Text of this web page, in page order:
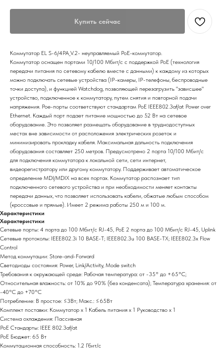
Купить сейчас
Коммутатор EL S-6/4PA_V.2- неуправляемый PoE-коммутатор.
Коммутатор оснащен портами 10/100 Мбит/с с поддержкой PoE (технология
передачи питания по сетевому кабелю вместе с данными) к каждому из которых
можно подключать сетевые устройства (IP-камеры, IP-телефоны, беспроводные
точки доступа), и функцией Watchdog, позволяющей перезагрузить "зависшее"
устройство, подключенное к коммутатору, путем снятия и повторной подачи
напряжения. Poe-порты соответствуют стандартам PoE IEEE802.3af/at Power over
Ethernet. Каждый порт подает питание мощностью до 52 Вт на сетевое
оборудование. Это позволяет размещать оборудование в труднодоступных
местах вне зависимости от расположения электрических розеток и
минимизировать прокладку кабеля. Максимальная дальность подключения
оборудования составляет 250 метров. Предусмотрено 2 порта 10/100 Мбит/с
для подключения коммутатора к локальной сети, сети интернет,
видеорегистратору или другому коммутатору. Поддерживает автоматическое
определение MDI/MDIX на всех портах. Коммутатор распознает тип
подключенного сетевого устройства и при необходимости меняет контакты
передачи данных, что позволяет использовать кабели, обжатые любым способом
(кроссовые и прямые). Имеет 2 режима работы 250 м и 100 м.
Характеристики
Характеристики
Сетевые порты: 4 порта до 100 Мбит/с RJ-45, PoE 2 порта до 100 Мбит/с RJ-45, Uplink
Сетевые протоколы: IEEE802.3i 10 BASE-T; IEEE802.3u 100 BASE-TX; IEEE802.3x Flow
Control
Метод коммутации: Store-and-Forward
Светодиоды состояния: Power, Link/Activity, Mode switch
Требования к окружающей среде: Рабочая температура: от -35° до +65°C;
Относительная влажность: от 10% до 90% (без конденсата); Температура хранения: от
-40°C до +70°C
Потребление: В простое: ≤3Вт; Макс.: ≤65Вт
Комплект поставки: Коммутатор х 1 Кабель питания х 1 Руководство х 1
Система охлаждения: Пассивная
PoE Стандарты: IEEE 802.3af/at
PoE Бюджет: 65 Вт
Коммутационная способность: 1.2 Гбит/с